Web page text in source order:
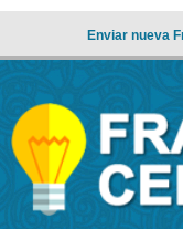
Enviar nueva